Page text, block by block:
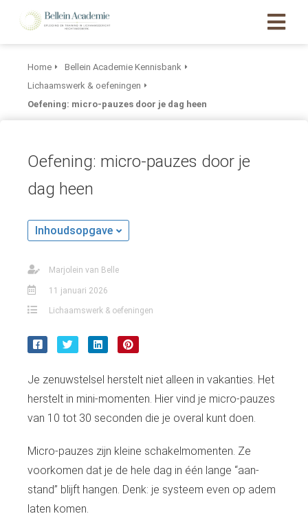
Home
Bellein Academie Kennisbank
Lichaamswerk & oefeningen
Oefening: micro-pauzes door je dag heen
Oefening: micro-pauzes door je
dag heen
Inhoudsopgave
Marjolein van Belle
11 januari 2026
Lichaamswerk & oefeningen
Je zenuwstelsel herstelt niet alleen in vakanties. Het
herstelt in mini-momenten. Hier vind je micro-pauzes
van 10 tot 30 seconden die je overal kunt doen.
Micro-pauzes zijn kleine schakelmomenten. Ze
voorkomen dat je de hele dag in één lange “aan-
stand” blijft hangen. Denk: je systeem even op adem
laten komen.